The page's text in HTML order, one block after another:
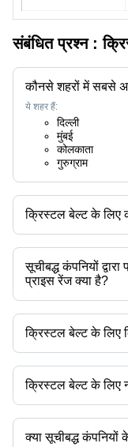
संबंधित प्रश्न :
कौनसे शहरों में सबसे
ये शहर हैं:
दिल्ली
मुंबई
कोलकाता
गुरुग्राम
क्रिस्टल बेल्ट के लिए
उपलब्ध ब्रांड हैं -
सूचीबद्ध कंपनियों
प्राइस रेंज क्या है?
क्रिस्टल बेल्ट की प्राइस रेंज
कंपनी का नाम
क्रिस्टल बेल्ट के लिए
क्रिस्टल बेल्ट के ट्रस्टेड
क्रिस्टल बेल्ट के लिए
उत्पाद के साथ न्यूनतम ऑर्डर
है।
क्या सूचीबद्ध